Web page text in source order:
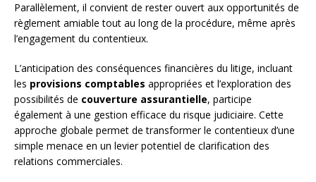
Parallèlement, il convient de rester ouvert aux opportunités de
règlement amiable tout au long de la procédure, même après
l’engagement du contentieux.
L’anticipation des conséquences financières du litige, incluant
les provisions comptables appropriées et l’exploration des
possibilités de couverture assurantielle, participe
également à une gestion efficace du risque judiciaire. Cette
approche globale permet de transformer le contentieux d’une
simple menace en un levier potentiel de clarification des
relations commerciales.